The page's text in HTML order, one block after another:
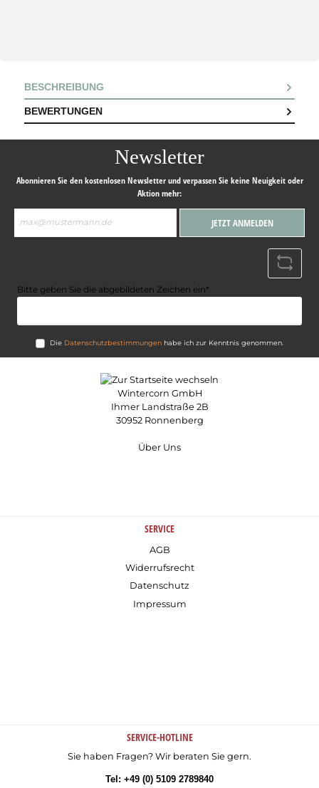
BESCHREIBUNG
BEWERTUNGEN
Newsletter
Abonnieren Sie den kostenlosen Newsletter und verpassen Sie keine Neuigkeit oder
Aktion mehr:
Mail-
Adresse*
JETZT ANMELDEN
Bitte geben Sie die abgebildeten Zeichen ein*
Die Datenschutzbestimmungenhabe ich zur Kenntnis genommen.
Wintercorn GmbH
Ihmer Landstraße 2B
30952 Ronnenberg
Über Uns
SERVICE
AGB
Widerrufsrecht
Datenschutz
Impressum
SERVICE-HOTLINE
Sie haben Fragen? Wir beraten Sie gern.
Tel: +49 (0) 5109 2789840